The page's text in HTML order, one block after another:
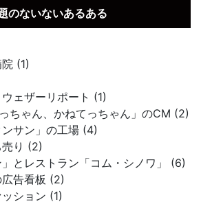
のないないあるある
(1)
ウェザーリポート (1)
ちゃん、かねてっちゃん」のCM (2)
ンサン」の工場 (4)
売り (2)
」とレストラン「コム・シノワ」 (6)
広告看板 (2)
ッション (1)